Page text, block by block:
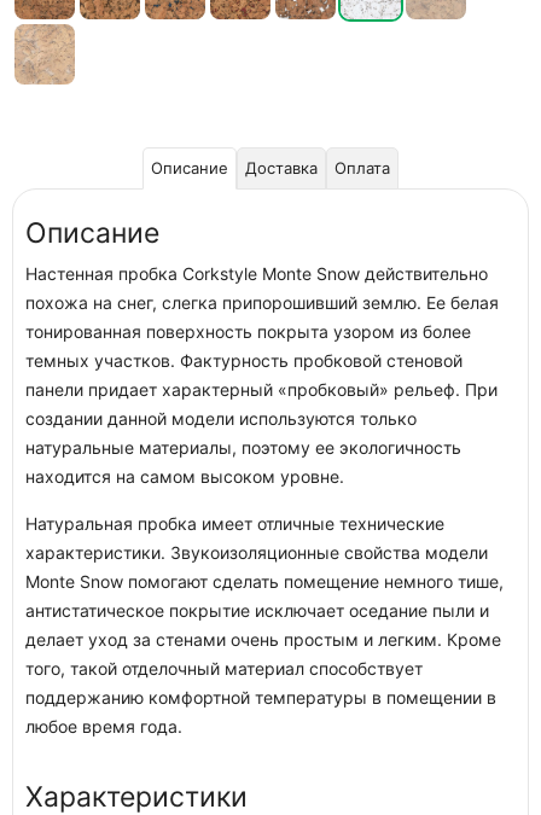
Описание Доставка Оплата
Описание
Настенная пробка Corkstyle Monte Snow действительно
похожа на снег, слегка припорошивший землю. Ее белая
тонированная поверхность покрыта узором из более
темных участков. Фактурность пробковой стеновой
панели придает характерный «пробковый» рельеф. При
создании данной модели используются только
натуральные материалы, поэтому ее экологичность
находится на самом высоком уровне.
Натуральная пробка имеет отличные технические
характеристики. Звукоизоляционные свойства модели
Monte Snow помогают сделать помещение немного тише,
антистатическое покрытие исключает оседание пыли и
делает уход за стенами очень простым и легким. Кроме
того, такой отделочный материал способствует
поддержанию комфортной температуры в помещении в
любое время года.
Характеристики